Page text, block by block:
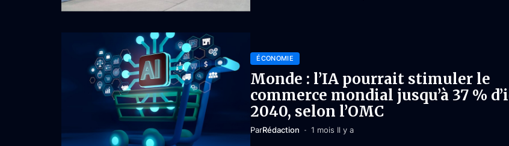
ÉCONOMIE
Monde : l’IA pourrait stimuler le
commerce mondial jusqu’à 37 %
2040, selon l’OMC
ParRédaction 1 mois Il y a